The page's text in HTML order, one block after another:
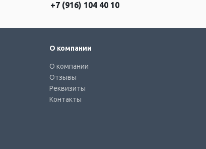
+7 (916) 104 40 10
О компании
О компании
Отзывы
Реквизиты
Контакты